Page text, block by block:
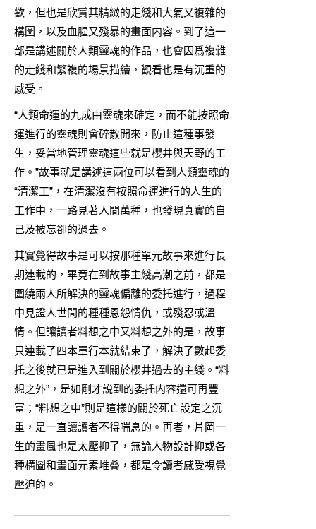
歡，但也是欣賞其精緻的走綫和大氣又複雜的
構圖，以及血腥又殘暴的畫面内容。到了這一
部是講述關於人類靈魂的作品，也會因爲複雜
的走綫和繁複的場景描繪，觀看也是有沉重的
感受。
“人類命運的九成由靈魂來確定，而不能按照命
運進行的靈魂則會碎散開來，防止這種事發
生，妥當地管理靈魂這些就是櫻井與天野的工
作。”故事就是講述這兩位可以看到人類靈魂的
“清潔工”，在清潔沒有按照命運進行的人生的
工作中，一路見著人間萬種，也發現真實的自
己及被忘卻的過去。
其實覺得故事是可以按那種單元故事來進行長
期連載的，畢竟在到故事主綫高潮之前，都是
圍繞兩人所解決的靈魂偏離的委托進行，過程
中見證人世間的種種恩怨情仇，或殘忍或溫
情。但讓讀者料想之中又料想之外的是，故事
只連載了四本單行本就結束了，解決了數起委
托之後就已是進入到關於櫻井過去的主綫。“料
想之外”，是如剛才説到的委托内容還可再豐
富；“料想之中”則是這樣的關於死亡設定之沉
重，是一直讓讀者不得喘息的。再者，片岡一
生的畫風也是太壓抑了，無論人物設計抑或各
種構圖和畫面元素堆叠，都是令讀者感受視覺
壓迫的。